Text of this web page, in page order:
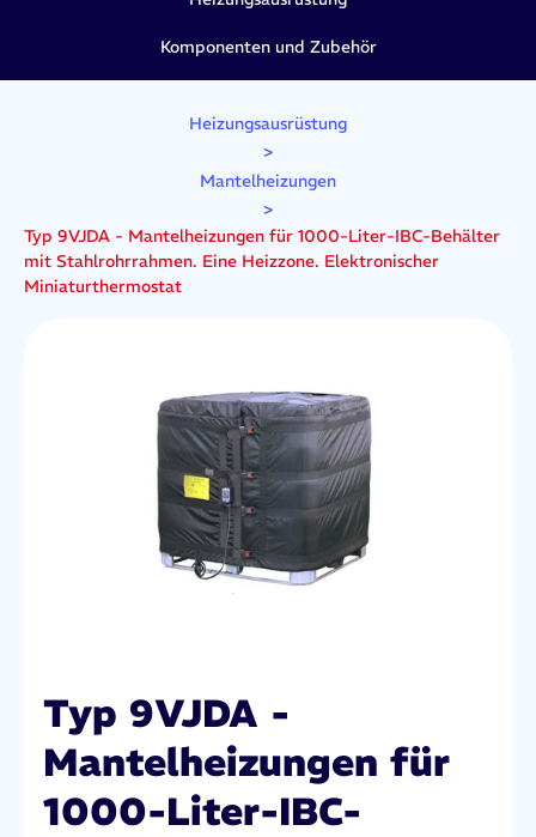
Komponenten und Zubehör
Heizungsausrüstung
>
Mantelheizungen
>
Typ 9VJDA - Mantelheizungen für 1000-Liter-IBC-Behälter
mit Stahlrohrrahmen. Eine Heizzone. Elektronischer
Miniaturthermostat
Typ 9VJDA -
Mantelheizungen für
1000-Liter-IBC-